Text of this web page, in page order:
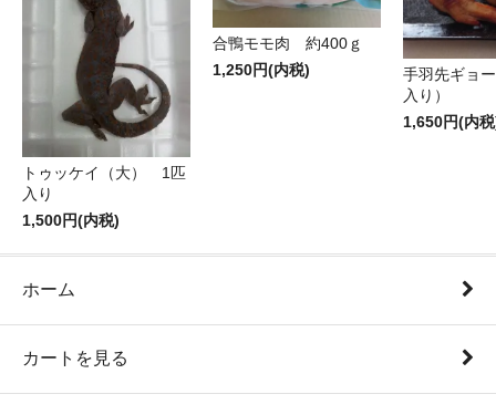
トゥッケイ（大） 1匹
入り
1,500円(内税)
合鴨モモ肉 約400ｇ
1,250円(内税)
手羽先ギョ
入り）
1,650円(内
ホーム
カートを見る